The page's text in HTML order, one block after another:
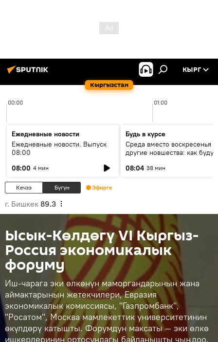
Кыргызстан
КЫРГ
00:00 01:00
Ежедневные новости
Ежедневные новости. Выпуск
08:00
08:00 4 мин
Будь в курсе
Среда вместо воскресенья и
другие новшества: как будут
08:04 38 мин
Кечээ Бүгүн Эфирге
г. Бишкек 89.3
Ысык-Көлдөгү VI Кыргыз-
Россия экономикалык
форуму
Иш-чарага эки өлкөнүн маморгандарынын жана
аймактарынын жетекчилери, Евразия
экономикалык комиссиясы, "Газпромбанк",
"Росатом", Москва мамлекеттик университетинин
өкүлдөрү катышты. Форумдун максаты — эки өлкө
ишкерлеринин ортосундагы байланышты чыңдоо.